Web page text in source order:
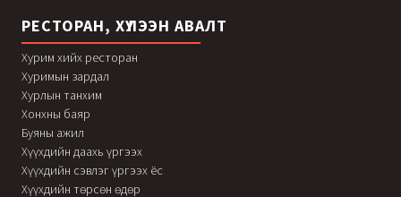
РЕСТОРАН, ХҮЛЭЭН АВАЛТ
Хурим хийх ресторан
Хуримын зардал
Хурлын танхим
Хонхны баяр
Буяны ажил
Хүүхдийн даахь үргээх
Хүүхдийн сэвлэг үргээх ёс
Хүүхдийн төрсөн өдөр